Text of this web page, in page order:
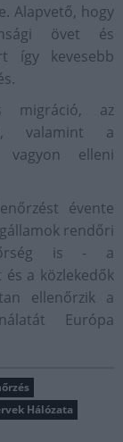
Alapvető, hogy
övet és
így kevesebb
migráció, az
valamint a
vagyon elleni
évente
rendőri
is - a
és a közlekedők
ellenőrzik a
Európa
Hálózata